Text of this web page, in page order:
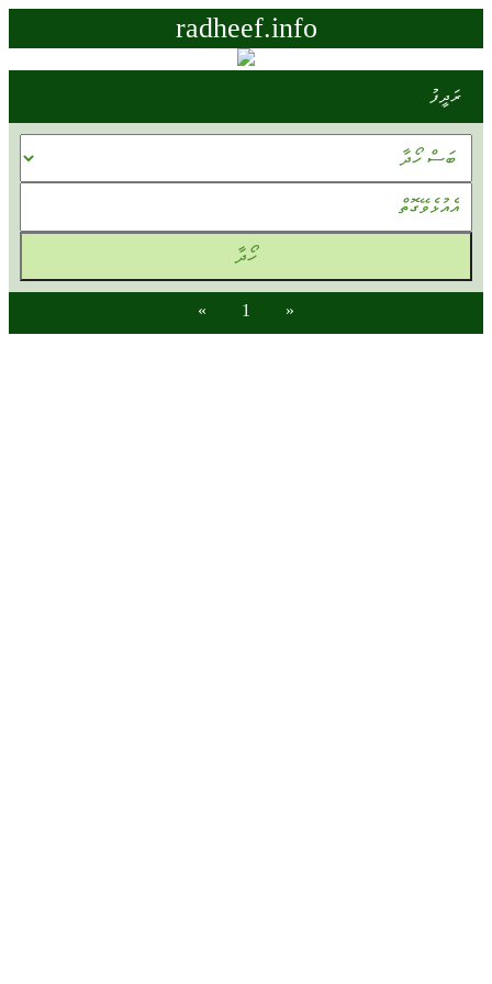
radheef.info
ރަދީފު
«
1
»